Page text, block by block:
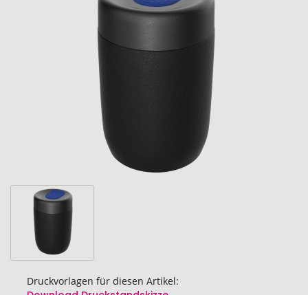
Druckvorlagen für diesen Artikel: